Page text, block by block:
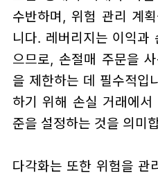
수반하며, 위험 관리 계
니다. 레버리지는 이익
으므로, 손절매 주문을
을 제한하는 데 필수적입
하기 위해 손실 거래에
준을 설정하는 것을 의미
다각화는 또한 위험을 관